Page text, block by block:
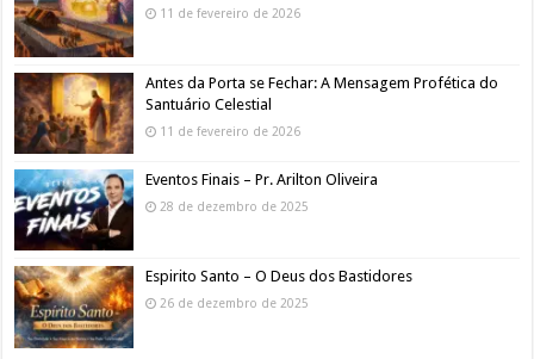
11 de fevereiro de 2026
Antes da Porta se Fechar: A Mensagem Profética do
Santuário Celestial
11 de fevereiro de 2026
Eventos Finais – Pr. Arilton Oliveira
28 de dezembro de 2025
Espirito Santo – O Deus dos Bastidores
26 de dezembro de 2025